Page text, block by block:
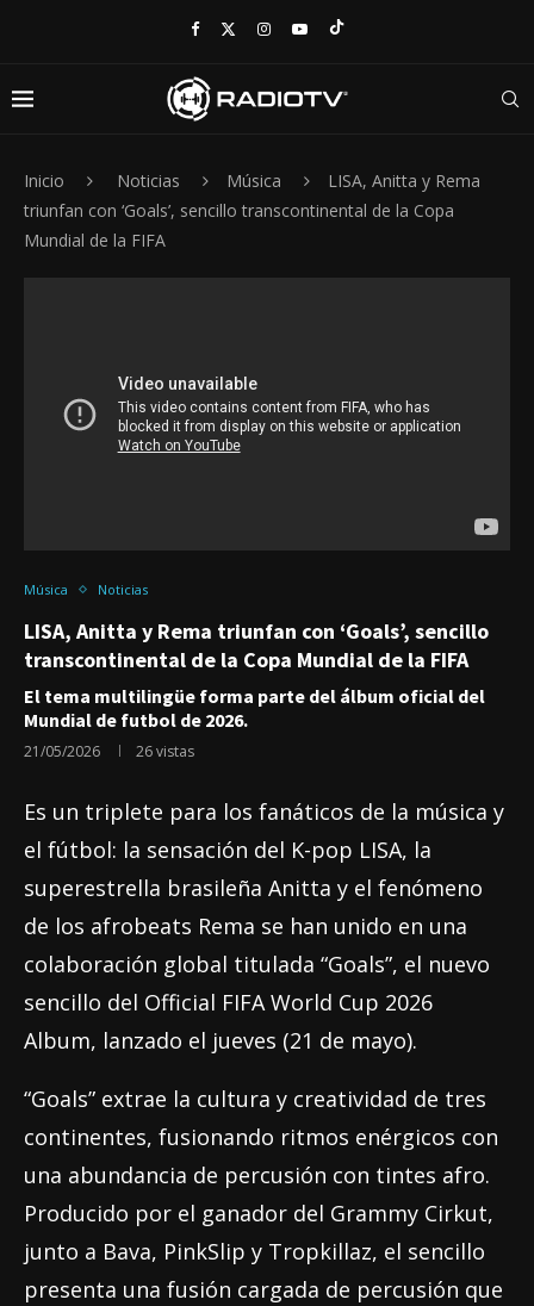
Inicio Noticias Música
LISA, Anitta y Rema
triunfan con ‘Goals’, sencillo transcontinental de la Copa
Mundial de la FIFA
Música Noticias
LISA, Anitta y Rema triunfan con ‘Goals’, sencillo
transcontinental de la Copa Mundial de la FIFA
El tema multilingüe forma parte del álbum oficial del
Mundial de futbol de 2026.
21/05/2026 26vistas
Es un triplete para los fanáticos de la música y
el fútbol: la sensación del K-pop LISA, la
superestrella brasileña Anitta y el fenómeno
de los afrobeats Rema se han unido en una
colaboración global titulada “Goals”, el nuevo
sencillo del Official FIFA World Cup 2026
Album, lanzado el jueves (21 de mayo).
“Goals” extrae la cultura y creatividad de tres
continentes, fusionando ritmos enérgicos con
una abundancia de percusión con tintes afro.
Producido por el ganador del Grammy Cirkut,
junto a Bava, PinkSlip y Tropkillaz, el sencillo
presenta una fusión cargada de percusión que